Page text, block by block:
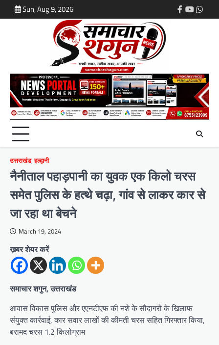
to
Sun, Aug 9, 2026 Facebook
Youtube
उत्तराखंड,हल्द्वानी
नैनीताल पहाड़पानी का युवक एक किलो चरस
समेत पुलिस के हत्थे चढ़ा, गांव से लाकर कार से
जा रहा था बेचने
March 19, 2024
ख़बर शेयर करें
समाचार शगुन, उत्तराखंड
आवास विकास पुलिस और एएनटीएफ की नशे के सौदागरों के खिलाफ
संयुक्त कार्रवाई, कार सवार लाखों की कीमती चरस सहित गिरफ्तार किया,
बरामद चरस 1.2 किलोग्राम